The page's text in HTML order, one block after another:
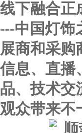
线下融合正
---中国灯饰
展商和采购
信息、直播
品、技术交
观众带来不